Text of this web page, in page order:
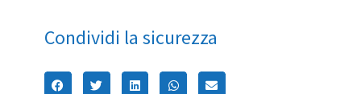
Condividi la sicurezza